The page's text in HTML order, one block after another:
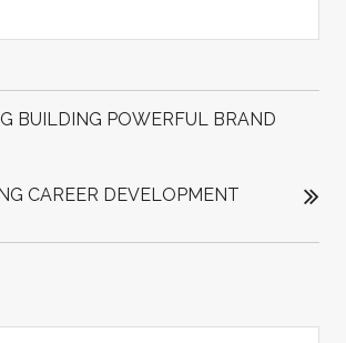
BUILDING POWERFUL BRAND
CAREER DEVELOPMENT